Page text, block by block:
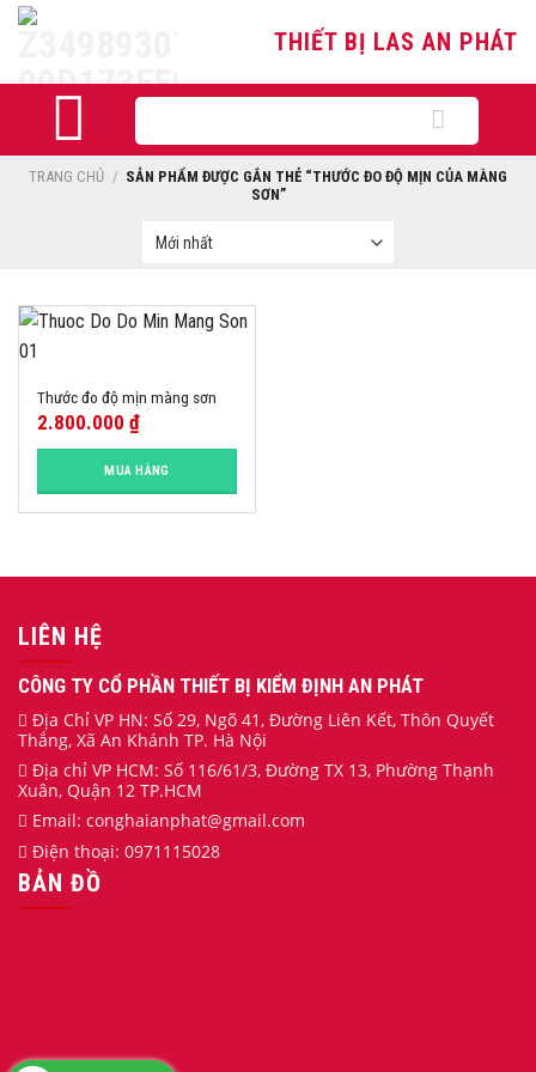
Skip
THIẾT BỊ LAS AN PHÁT
kiếm:
TRANG CHỦ / SẢN PHẨM ĐƯỢC GẮN THẺ “THƯỚC ĐO ĐỘ MỊN CỦA MÀNG
SƠN”
Thước đo độ mịn màng sơn
2.800.000 ₫
MUA HÀNG
LIÊN HỆ
CÔNG TY CỔ PHẦN THIẾT BỊ KIỂM ĐỊNH AN PHÁT
Địa Chỉ VP HN: Số 29, Ngõ 41, Đường Liên Kết, Thôn Quyết
Thắng, Xã An Khánh TP. Hà Nội
Địa chỉ VP HCM: Số 116/61/3, Đường TX 13, Phường Thạnh
Xuân, Quận 12 TP.HCM
Email: conghaianphat@gmail.com
Điện thoại: 0971115028
BẢN ĐỒ